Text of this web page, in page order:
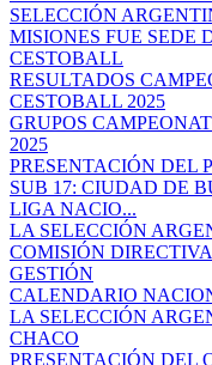
SELECCIÓN
MISIONES FUE SEDE
CESTOBALL
RESULTADOS
CESTOBALL 2025
GRUPOS
2025
PRESENTACIÓN DEL
SUB 17: CIUDAD DE
LIGA NACIO...
LA SELECCIÓN
COMISIÓN
GESTIÓN
CALENDARIO
LA SELECCIÓN
CHACO
PRESENTACIÓN DEL